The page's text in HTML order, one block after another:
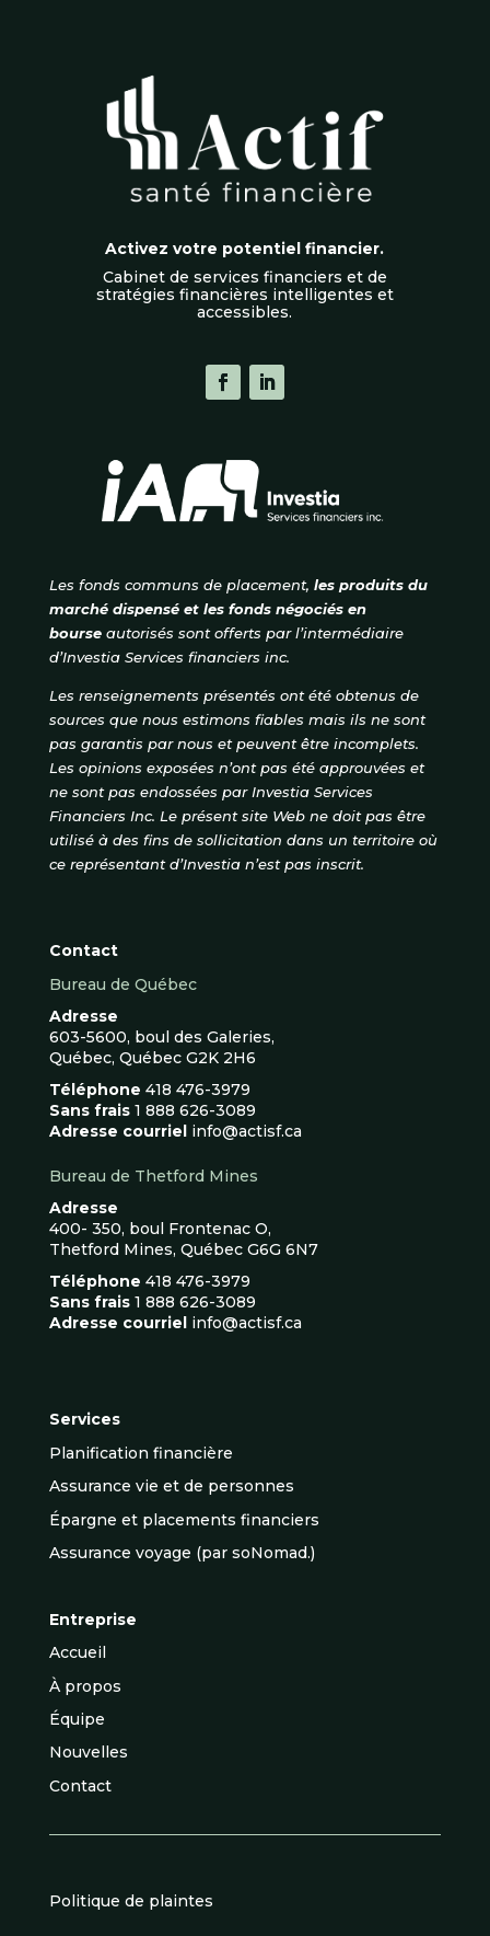
Activez votre potentiel financier.
Cabinet de services financiers et de
stratégies financières intelligentes et
accessibles.
Les fonds communs de placement, les produits du
marché dispensé et les fonds négociés en
bourseautorisés sont offerts par l’intermédiaire
d’Investia Services financiers inc.
Les renseignements présentés ont été obtenus de
sources que nous estimons fiables mais ils ne sont
pas garantis par nous et peuvent être incomplets.
Les opinions exposées n’ont pas été approuvées et
ne sont pas endossées par Investia Services
Financiers Inc. Le présent site Web ne doit pas être
utilisé à des fins de sollicitation dans un territoire où
ce représentant d’Investia n’est pas inscrit.
Contact
Bureau de Québec
Adresse
603-5600, boul des Galeries,
Québec, Québec G2K 2H6
Téléphone 418 476-3979
Sans frais 1 888 626-3089
Adresse courriel info@actisf.ca
Bureau de Thetford Mines
Adresse
400- 350, boul Frontenac O,
Thetford Mines, Québec G6G 6N7
Téléphone 418 476-3979
Sans frais 1 888 626-3089
Adresse courriel info@actisf.ca
Services
Planification financière
Assurance vie et de personnes
Épargne et placements financiers
Assurance voyage (par soNomad.)
Entreprise
Accueil
À propos
Équipe
Nouvelles
Contact
Politique de plaintes